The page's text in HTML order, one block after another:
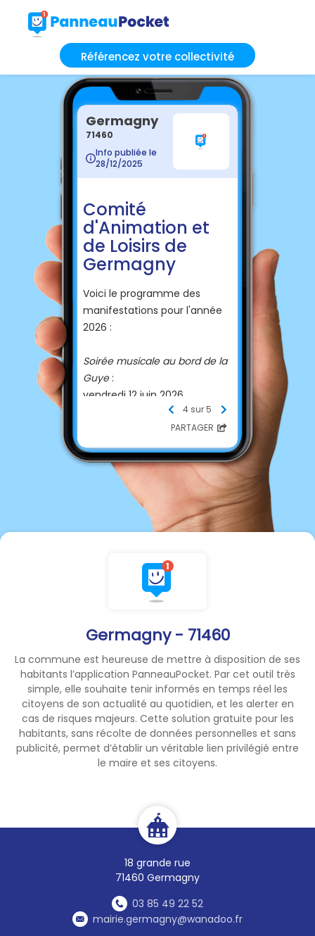
Référencez votre collectivité
Germagny - 71460
La commune est heureuse de mettre à disposition de ses
habitants l’application PanneauPocket. Par cet outil très
simple, elle souhaite tenir informés en temps réel les
citoyens de son actualité au quotidien, et les alerter en
cas de risques majeurs. Cette solution gratuite pour les
habitants, sans récolte de données personnelles et sans
publicité, permet d’établir un véritable lien privilégié entre
le maire et ses citoyens.
18 grande rue
71460 Germagny
03 85 49 22 52
mairie.germagny@wanadoo.fr
Germagny
71460
Info publiée le
28/12/2025
Comité
d'Animation et
de Loisirs de
Germagny
Voici le programme des
manifestations pour l'année
2026 :
Soirée musicale au bord de la
Guye:
vendredi 12 juin 2026
Tournoi de pétanque:
dimanche 14 juin 2026 à 14 h
Méchoui
samedi 18 juillet 2026 à midi
Puces:
Tournée des fours
vendredi 13 novembre 2026,
Assemblée générale
vendredi 11 décembre 2026
4 sur 5
PARTAGER